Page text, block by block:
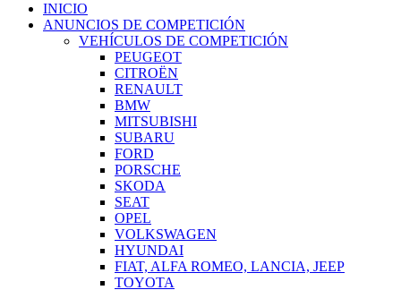
INICIO
ANUNCIOS DE COMPETICIÓN
VEHÍCULOS DE COMPETICIÓN
PEUGEOT
CITROËN
RENAULT
BMW
MITSUBISHI
SUBARU
FORD
PORSCHE
SKODA
SEAT
OPEL
VOLKSWAGEN
HYUNDAI
FIAT, ALFA ROMEO, LANCIA, JEEP
TOYOTA